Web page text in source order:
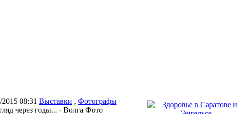
2015 08:31 Выставки , Фотографы